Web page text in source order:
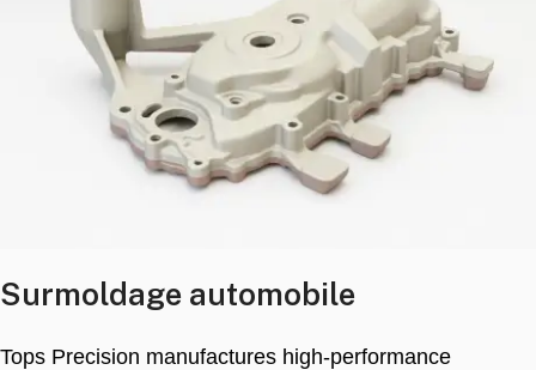
Surmoldage automobile
Tops Precision manufactures high-performance